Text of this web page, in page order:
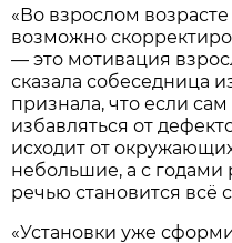
«Во взрослом
возможно
— это мотивация
сказала собеседница
признала, что если
избавляться от
исходит от
небольшие, а с
речью становится всё
«Установки уже